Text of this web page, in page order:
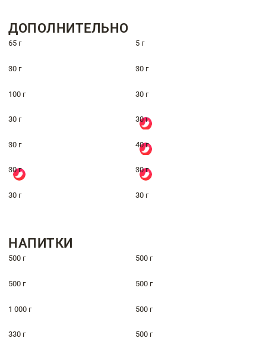
ДОПОЛНИТЕЛЬНО
65 г 5 г
30 г 30 г
100 г 30 г
30 г 30 г
30 г 40 г
30 г 30 г
30 г 30 г
НАПИТКИ
500 г 500 г
500 г 500 г
1 000 г 500 г
330 г 500 г